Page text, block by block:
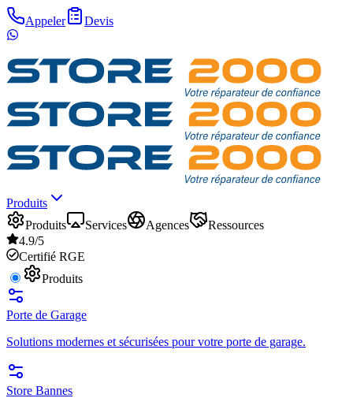
Appeler Devis
Produits
Produits
Services Agences
Ressources
4.9/5
Certifié RGE
Produits
Porte de Garage
Solutions modernes et sécurisées pour votre porte de garage.
Store Bannes